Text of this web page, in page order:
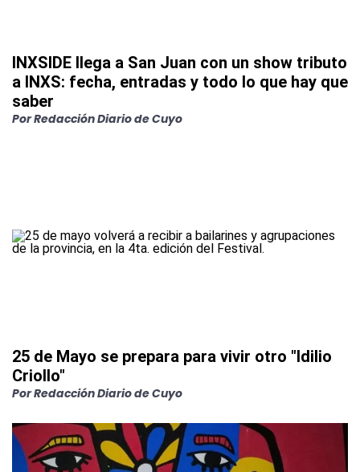
INXSIDE llega a San Juan con un show tributo
a INXS: fecha, entradas y todo lo que hay que
saber
PorRedacción Diario de Cuyo
25 de Mayo se prepara para vivir otro "Idilio
Criollo"
PorRedacción Diario de Cuyo